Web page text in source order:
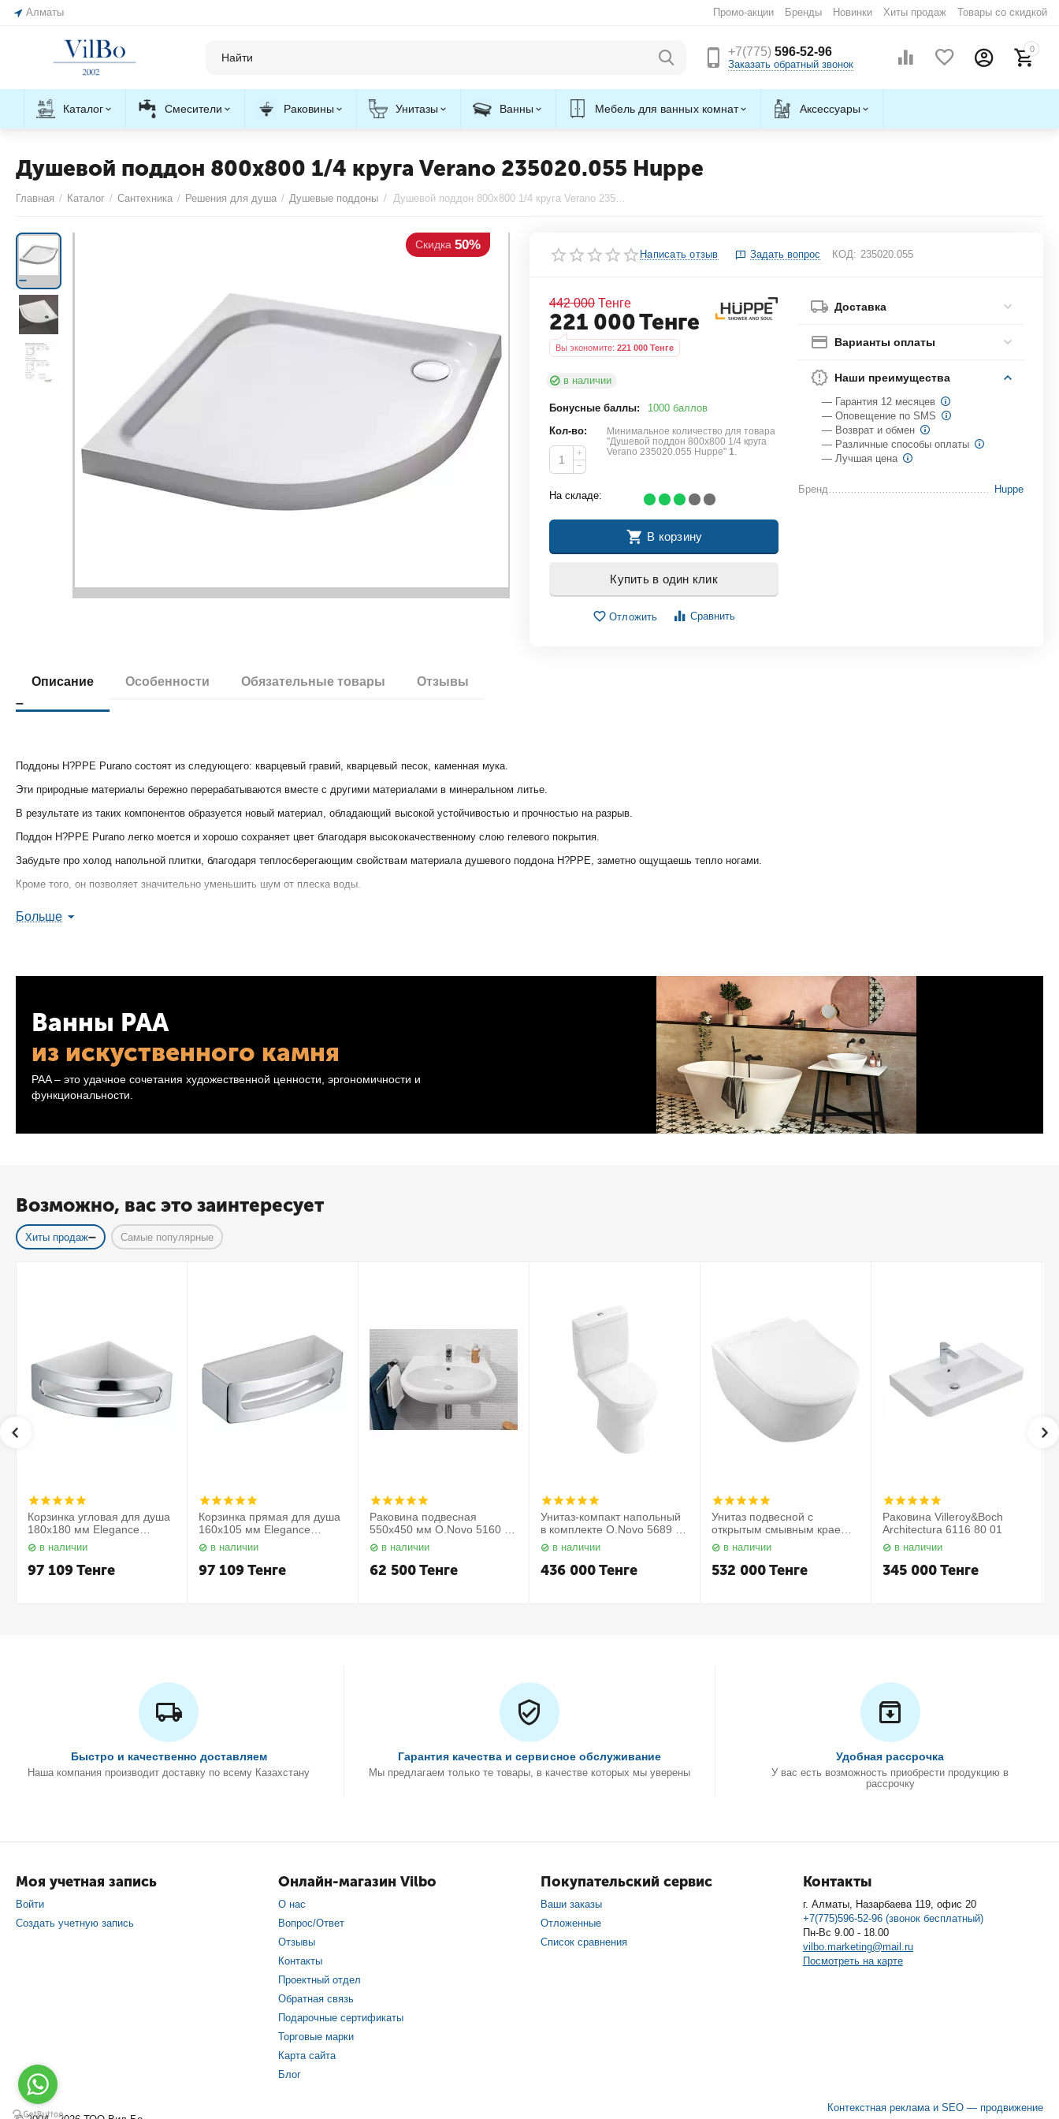
Алматы Промо-акции Бренды Новинки Хиты продаж Товары со скидкой
+7(775)596-52-96
Заказать обратный звонок
0
Каталог Смесители Раковины Унитазы Ванны Мебель для ванных комнат Аксессуары
Душевой поддон 800x800 1/4 круга Verano 235020.055 Huppe
Главная / Каталог / Сантехника / Решения для душа / Душевые поддоны / Душевой поддон 800x800 1/4 круга Verano 235020.055 Huppe
Скидка 50%
Написать отзыв Задать вопрос КОД: 235020.055
442 000 Тенге
221 000Тенге
Вы экономите: 221 000 Тенге
в наличии
Бонусные баллы:
1000 баллов
Кол-во:
+
−
Минимальное количество для товара
"Душевой поддон 800x800 1/4 круга
Verano 235020.055 Huppe"1.
На складе:
В корзину
Купить в один клик
Отложить Сравнить
Доставка
Варианты оплаты
Наши преимущества
— Гарантия 12 месяцев
— Оповещение по SMS
— Возврат и обмен
— Различные способы оплаты
— Лучшая цена
Бренд Huppe
Описание Особенности Обязательные товары Отзывы
Поддоны H?PPE Purano состоят из следующего: кварцевый гравий, кварцевый песок, каменная мука.
Эти природные материалы бережно перерабатываются вместе с другими материалами в минеральном литье.
В результате из таких компонентов образуется новый материал, обладающий высокой устойчивостью и прочностью на разрыв.
Поддон H?PPE Purano легко моется и хорошо сохраняет цвет благодаря высококачественному слою гелевого покрытия.
Забудьте про холод напольной плитки, благодаря теплосберегающим свойствам материала душевого поддона H?PPE, заметно ощущаешь тепло ногами.
Кроме того, он позволяет значительно уменьшить шум от плеска воды.
Сверхплоский внешний вид в сочетании со сдержанным углублением душевого поддона придаст Вашему душу особый шарм.
H?PPE Purano несет в себе разнообразные возможности установки, начиная с высокой установки и заканчивая установкой на уровне пола.
Больше
Ванны PAA
из искуственного камня
PAA – это удачное сочетания художественной ценности, эргономичности и
функциональности.
Возможно, вас это заинтересует
Хиты продаж Самые популярные
Корзинка угловая для душа
180х180 мм Elegance
11657010000 Keuco
в наличии
97 109Тенге
Корзинка прямая для душа
160х105 мм Elegance
11658010000 Keuco
в наличии
97 109Тенге
Раковина подвесная
550х450 мм O.Novo 5160 55
01 Villeroy&Boch
в наличии
62 500Тенге
Унитаз-компакт напольный
в комплекте O.Novo 5689 10
01 Villeroy&Boch
в наличии
436 000Тенге
Унитаз подвесной с
открытым смывным краем в
комплекте с сиденьем
Subway 2.0 5614 R2 01
Villeroy&Boch
в наличии
532 000Тенге
Раковина Villeroy&Boch
Architectura 6116 80 01
в наличии
345 000Тенге
Быстро и качественно доставляем
Наша компания производит доставку по всему Казахстану
Гарантия качества и сервисное обслуживание
Мы предлагаем только те товары, в качестве которых мы уверены
Удобная рассрочка
У вас есть возможность приобрести продукцию в
рассрочку
Моя учетная запись
Войти
Создать учетную запись
Онлайн-магазин Vilbo
О нас
Вопрос/Ответ
Отзывы
Контакты
Проектный отдел
Обратная связь
Подарочные сертификаты
Торговые марки
Карта сайта
Блог
Покупательский сервис
Ваши заказы
Отложенные
Список сравнения
Контакты
г. Алматы, Назарбаева 119, офис 20
+7(775)596-52-96 (звонок бесплатный)
Пн-Вс 9.00 - 18.00
vilbo.marketing@mail.ru
Посмотреть на карте
Контекстная реклама и SEO — продвижение